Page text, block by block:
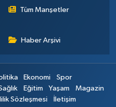
Tüm Manşetler
Haber Arşivi
Ekonomi
Spor
Eğitim Yaşam
Magazin
Sözleşmesi İletişim